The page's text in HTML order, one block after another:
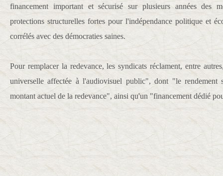
financement important et sécurisé sur plusieurs années des
protections structurelles fortes pour l'indépendance politique et
corrélés avec des démocraties saines.
Pour remplacer la redevance, les syndicats réclament, entre
universelle affectée à l'audiovisuel public", dont "le rendement
montant actuel de la redevance", ainsi qu'un "financement dédié